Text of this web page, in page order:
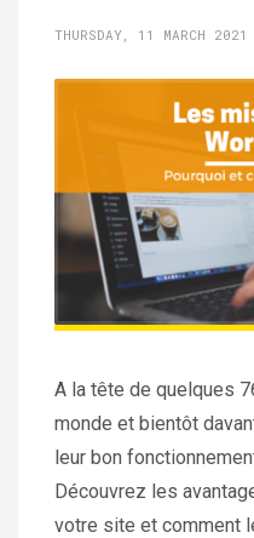
THURSDAY, 11 MARCH 2021
A la tête de quelques
monde et bientôt
leur bon
Découvrez les
votre site et comment